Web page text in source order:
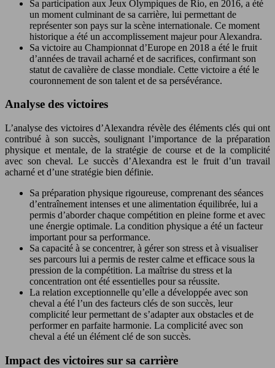
Sa participation aux Jeux Olympiques de Rio, en 2016, a été
un moment culminant de sa carrière, lui permettant de
représenter son pays sur la scène internationale. Ce moment
historique a été un accomplissement majeur pour Alexandra.
Sa victoire au Championnat d’Europe en 2018 a été le fruit
d’années de travail acharné et de sacrifices, confirmant son
statut de cavalière de classe mondiale. Cette victoire a été le
couronnement de son talent et de sa persévérance.
Analyse des victoires
L’analyse des victoires d’Alexandra révèle des éléments clés qui ont
contribué à son succès, soulignant l’importance de la préparation
physique et mentale, de la stratégie de course et de la complicité
avec son cheval. Le succès d’Alexandra est le fruit d’un travail
acharné et d’une stratégie bien définie.
Sa préparation physique rigoureuse, comprenant des séances
d’entraînement intenses et une alimentation équilibrée, lui a
permis d’aborder chaque compétition en pleine forme et avec
une énergie optimale. La condition physique a été un facteur
important pour sa performance.
Sa capacité à se concentrer, à gérer son stress et à visualiser
ses parcours lui a permis de rester calme et efficace sous la
pression de la compétition. La maîtrise du stress et la
concentration ont été essentielles pour sa réussite.
La relation exceptionnelle qu’elle a développée avec son
cheval a été l’un des facteurs clés de son succès, leur
complicité leur permettant de s’adapter aux obstacles et de
performer en parfaite harmonie. La complicité avec son
cheval a été un élément clé de son succès.
Impact des victoires sur sa carrière